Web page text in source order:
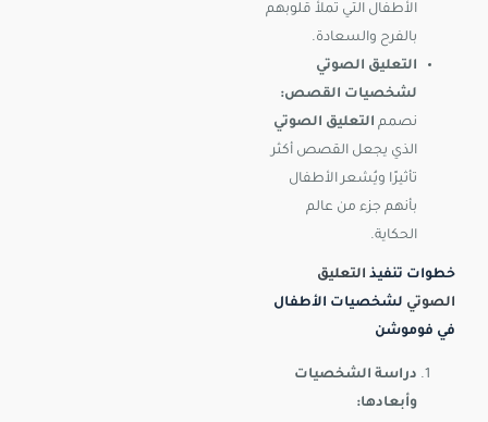
الأطفال التي تملأ قلوبهم
بالفرح والسعادة.
التعليق الصوتي
لشخصيات القصص:
نصمم التعليق الصوتي
الذي يجعل القصص أكثر
تأثيرًا ويُشعر الأطفال
بأنهم جزء من عالم
الحكاية.
خطوات تنفيذ التعليق
الصوتي لشخصيات الأطفال
في فوموشن
دراسة الشخصيات
وأبعادها: